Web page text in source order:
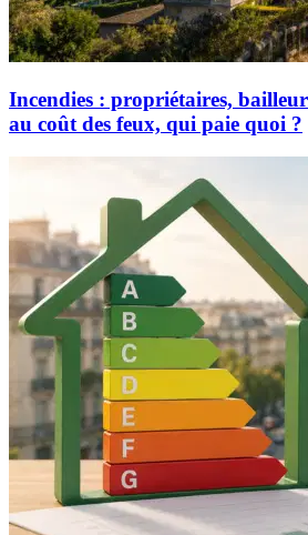
Incendies : propriétaires,
au coût des feux, qui paie quoi ?